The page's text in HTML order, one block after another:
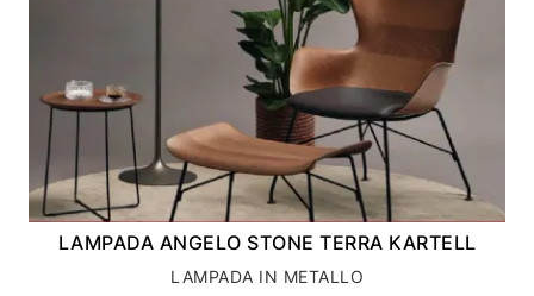
LAMPADA ANGELO STONE TERRA KARTELL
LAMPADA IN METALLO